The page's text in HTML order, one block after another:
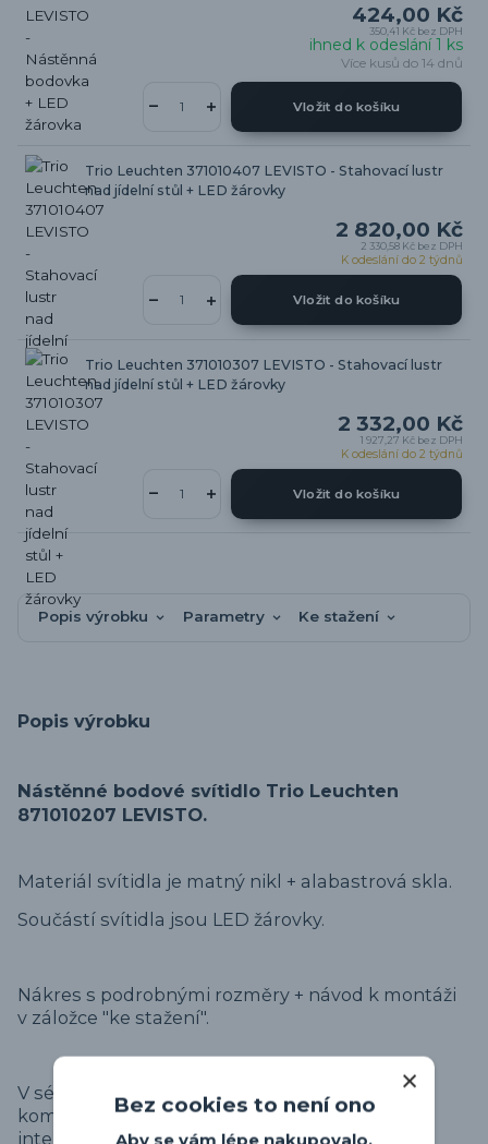
424,00 Kč
350,41 Kč bez DPH
ihned k odeslání 1 ks
Více kusů do 14 dnů
Vložit do košíku
Trio Leuchten 371010407 LEVISTO - Stahovací lustr
nad jídelní stůl + LED žárovky
2 820,00 Kč
2 330,58 Kč bez DPH
K odeslání do 2 týdnů
Vložit do košíku
Trio Leuchten 371010307 LEVISTO - Stahovací lustr
nad jídelní stůl + LED žárovky
2 332,00 Kč
1 927,27 Kč bez DPH
K odeslání do 2 týdnů
Vložit do košíku
Popis výrobku Parametry Ke stažení
Popis výrobku
Nástěnné bodové svítidlo Trio Leuchten
871010207 LEVISTO.
Materiál svítidla je matný nikl + alabastrová skla.
Součástí svítidla jsou LED žárovky.
Nákres s podrobnými rozměry + návod k montáži
v záložce "ke stažení".
V sérii svítidel Levisto je možné objednat
kompletní sérii svítidel pro jednotný design v
interiéru.
Bez cookies to není ono